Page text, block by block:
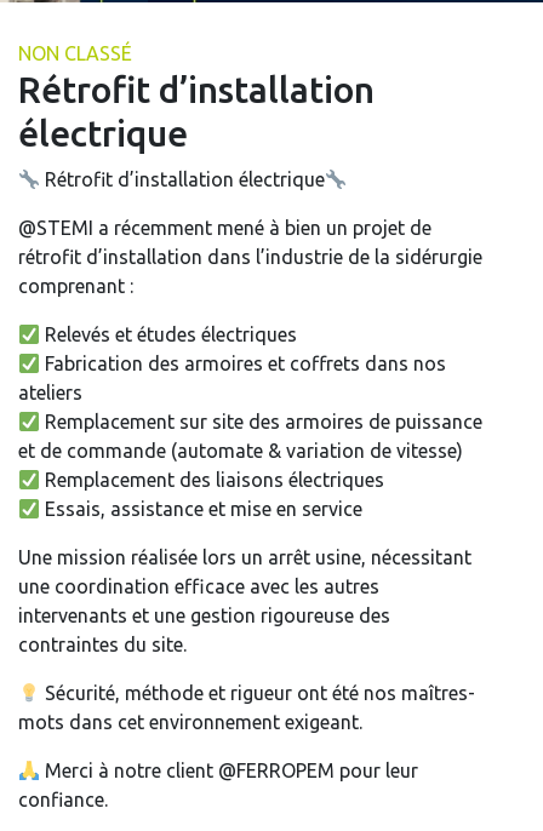
NON CLASSÉ
Rétrofit d’installation
électrique
Rétrofit d’installation électrique
@STEMI a récemment mené à bien un projet de
rétrofit d’installation dans l’industrie de la sidérurgie
comprenant :
Relevés et études électriques
Fabrication des armoires et coffrets dans nos
ateliers
Remplacement sur site des armoires de puissance
et de commande (automate & variation de vitesse)
Remplacement des liaisons électriques
Essais, assistance et mise en service
Une mission réalisée lors un arrêt usine, nécessitant
une coordination efficace avec les autres
intervenants et une gestion rigoureuse des
contraintes du site.
Sécurité, méthode et rigueur ont été nos maîtres-
mots dans cet environnement exigeant.
Merci à notre client @FERROPEM pour leur
confiance.